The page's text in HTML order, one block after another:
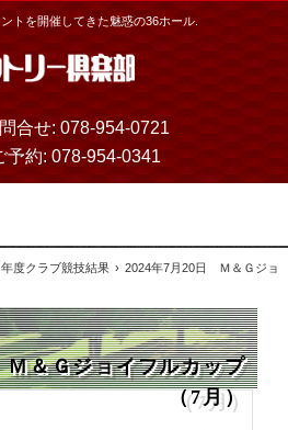
トを開催してきた魅惑の36ホール.
合せ: 078-954-0721
予約: 078-954-0341
度クラブ競技結果
2024年7月20日 Ｍ＆Ｇジョ
＆Ｇジョイフルカップ
（7月）